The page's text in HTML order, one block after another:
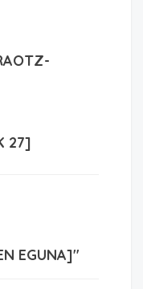
27]
EGUNA]"